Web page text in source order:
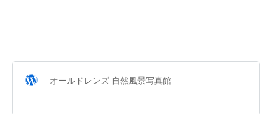
オールドレンズ 自然風景写真館